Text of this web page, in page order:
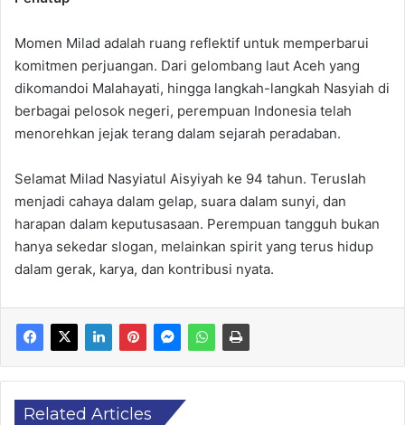
Momen Milad adalah ruang reflektif untuk memperbarui
komitmen perjuangan. Dari gelombang laut Aceh yang
dikomandoi Malahayati, hingga langkah-langkah Nasyiah di
berbagai pelosok negeri, perempuan Indonesia telah
menorehkan jejak terang dalam sejarah peradaban.
Selamat Milad Nasyiatul Aisyiyah ke 94 tahun. Teruslah
menjadi cahaya dalam gelap, suara dalam sunyi, dan
harapan dalam keputusasaan. Perempuan tangguh bukan
hanya sekedar slogan, melainkan spirit yang terus hidup
dalam gerak, karya, dan kontribusi nyata.
Related Articles